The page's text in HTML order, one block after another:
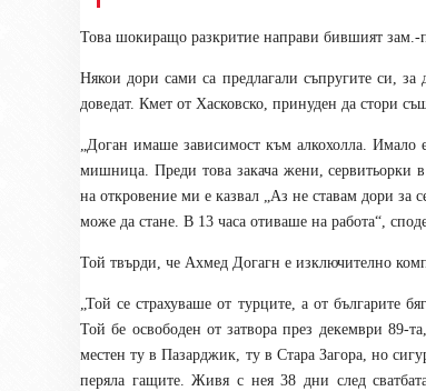
Това шокиращо разкритие направи бившият зам.-
Някои дори сами са предлагали съпругите си,
доведат. Кмет от Хасковско, принуден да стори
„Доган имаше зависимост към алкохолла. Имало
мишница. Преди това закача жени, сервитьорки
на откровение ми е казвал „Аз не ставам дори за
може да стане. В 13 часа отиваше на работа“,
Той твърди, че Ахмед Догагн е изключително
„Той се страхуваше от турците, а от българите
Той бе освободен от затвора през декември 89-
местен ту в Пазарджик, ту в Стара Загора, но
перяла гащите. Живя с нея 38 дни след